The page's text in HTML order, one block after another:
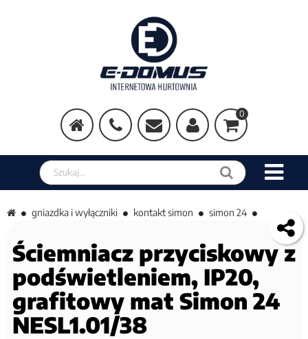
0
Szukaj w sklepie
gniazdka i wyłączniki kontakt simon simon 24
Ściemniacz przyciskowy z
podświetleniem, IP20,
grafitowy mat Simon 24
NESL1.01/38